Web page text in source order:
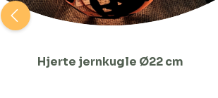
Hjerte jernkugle Ø22 cm